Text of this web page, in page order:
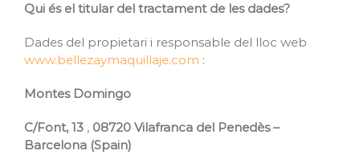
Qui és el titular del tractament de les dades?
Dades del propietari i responsable del lloc web
www.bellezaymaquillaje.com :
Montes Domingo
C/Font, 13 , 08720 Vilafranca del Penedès –
Barcelona (Spain)